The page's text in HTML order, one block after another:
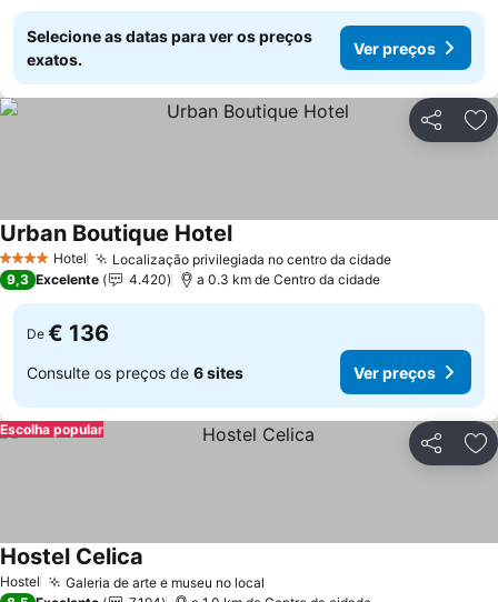
Selecione as datas para ver os preços
exatos.
Ver preços
Partilhar
4 EstrelasHotel Localização privilegiada no centro da cidadeVer preços
Urban Boutique HotelVer preços
9,3 Excelente 4.420 a 0.3 km de Centro da cidade
De € 136
Consulte os preços de 6 sites Ver preços
Partilhar
Escolha popular
Hostel Galeria de arte e museu no local
Hostel Celica